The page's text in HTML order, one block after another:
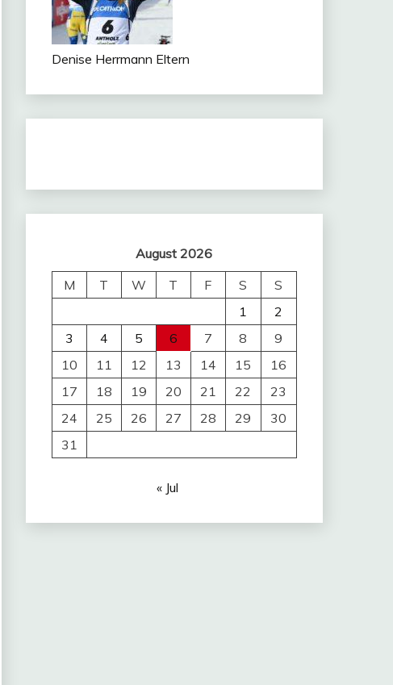
Denise Herrmann Eltern
August 2026
M
T W T F S
S
1
2
3
4 5 6 7 8
9
10
11 12 13 14 15
16
17
18 19 20 21 22
23
24
25 26 27 28 29
30
31
« Jul